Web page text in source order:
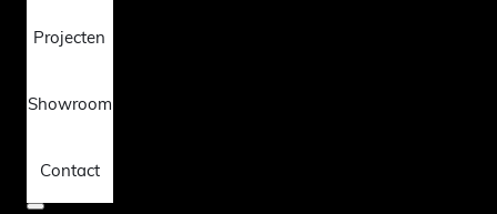
Projecten
Showroom
Contact